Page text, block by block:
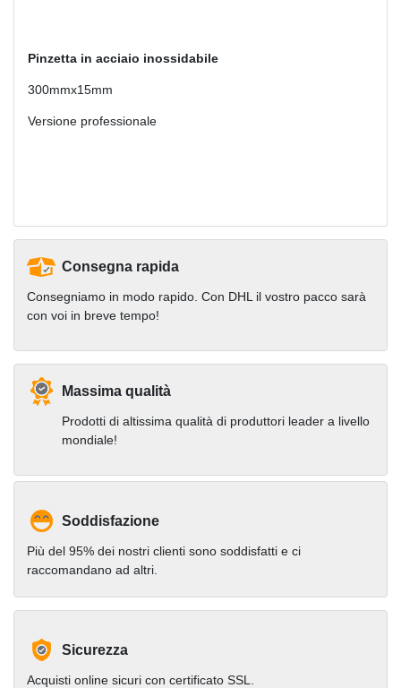
Pinzetta in acciaio inossidabile
300mmx15mm
Versione professionale
Consegna rapida
Consegniamo in modo rapido. Con DHL il vostro pacco sarà
con voi in breve tempo!
Massima qualità
Prodotti di altissima qualità di produttori leader a livello
mondiale!
Soddisfazione
Più del 95% dei nostri clienti sono soddisfatti e ci
raccomandano ad altri.
Sicurezza
Acquisti online sicuri con certificato SSL.